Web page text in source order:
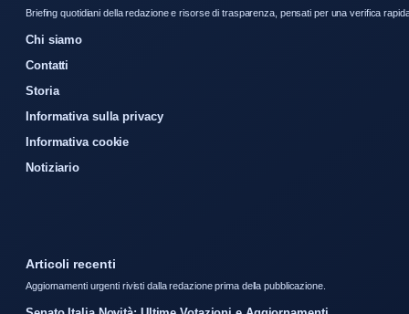
Briefing quotidiani della redazione e risorse di trasparenza, pensati per una verifica
Chi siamo
Contatti
Storia
Informativa sulla privacy
Informativa cookie
Notiziario
Articoli recenti
Aggiornamenti urgenti rivisti dalla redazione prima della pubblicazione.